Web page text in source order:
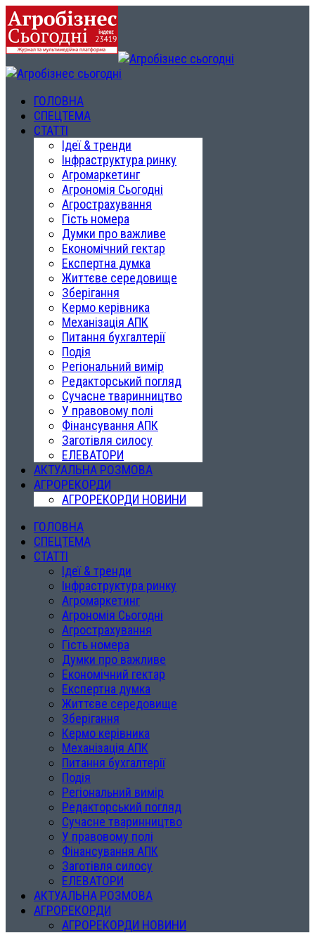
ГОЛОВНА
СПЕЦТЕМА
СТАТТІ
Ідеї & тренди
Інфраструктура ринку
Агромаркетинг
Агрономія Сьогодні
Агрострахування
Гість номера
Думки про важливе
Економічний гектар
Експертна думка
Життєве середовище
Зберігання
Кермо керівника
Механізація АПК
Питання бухгалтерії
Подія
Регіональний вимір
Редакторський погляд
Сучасне тваринництво
У правовому полі
Фінансування АПК
Заготівля силосу
ЕЛЕВАТОРИ
АКТУАЛЬНА РОЗМОВА
АГРОРЕКОРДИ
АГРОРЕКОРДИ НОВИНИ
ГОЛОВНА
СПЕЦТЕМА
СТАТТІ
Ідеї & тренди
Інфраструктура ринку
Агромаркетинг
Агрономія Сьогодні
Агрострахування
Гість номера
Думки про важливе
Економічний гектар
Експертна думка
Життєве середовище
Зберігання
Кермо керівника
Механізація АПК
Питання бухгалтерії
Подія
Регіональний вимір
Редакторський погляд
Сучасне тваринництво
У правовому полі
Фінансування АПК
Заготівля силосу
ЕЛЕВАТОРИ
АКТУАЛЬНА РОЗМОВА
АГРОРЕКОРДИ
АГРОРЕКОРДИ НОВИНИ